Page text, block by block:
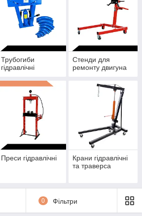
Трубогиби
гідравлічні
Стенди для
ремонту двигуна
Преси гідравлічні
Крани гідравлічні
та траверса
0 Фільтри